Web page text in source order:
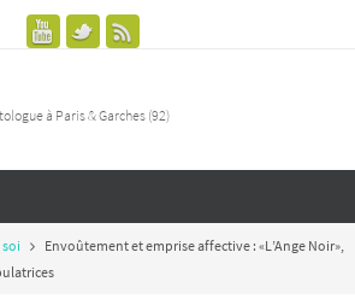
à Paris & Garches (92)
Envoûtement et emprise affective : «L’Ange Noir»,